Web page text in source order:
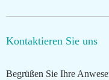
Kontaktieren Sie uns
Begrüßen Sie Ihre